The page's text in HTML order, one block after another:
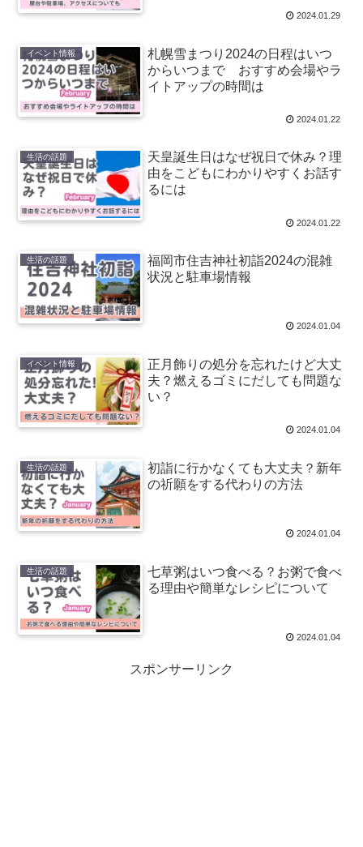
2024.01.29
イベント情報
札幌雪まつり2024の日程はいつ
からいつまで おすすめ会場やラ
イトアップの時間は
2024.01.22
生活の話題
天皇誕生日はなぜ祝日で休み？理
由をこどもにわかりやすくお話す
るには
2024.01.22
生活の話題
福岡市住吉神社初詣2024の混雑
状況と駐車場情報
2024.01.04
イベント情報
正月飾りの処分を忘れたけど大丈
夫？燃えるゴミにだしても問題な
い？
2024.01.04
生活の話題
初詣に行かなくても大丈夫？新年
の祈願をする代わりの方法
2024.01.04
生活の話題
七草粥はいつ食べる？お粥で食べ
る理由や簡単なレシピについて
2024.01.04
スポンサーリンク